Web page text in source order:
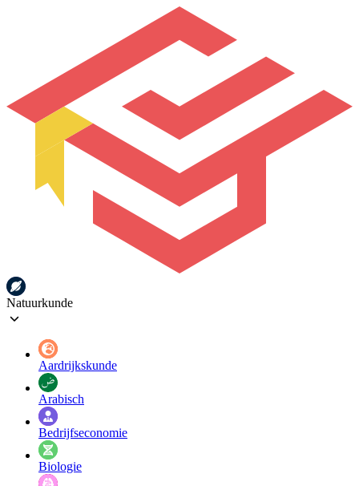
Natuurkunde
Aardrijkskunde
Arabisch
Bedrijfseconomie
Biologie